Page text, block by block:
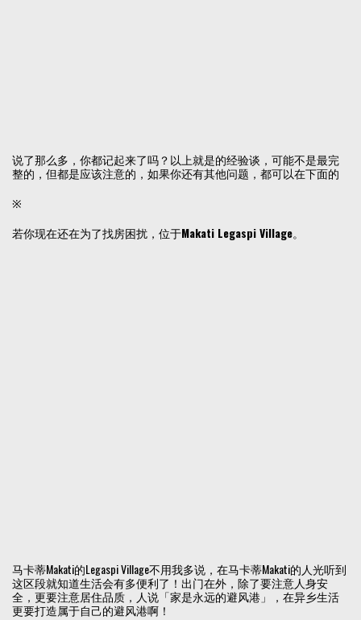
说了那么多，你都记起来了吗？以上就是的经验谈，可能不是最完
整的，但都是应该注意的，如果你还有其他问题，都可以在下面的
※
若你现在还在为了找房困扰，位于Makati Legaspi Village。
马卡蒂Makati的Legaspi Village不用我多说，在马卡蒂Makati的人光听到
这区段就知道生活会有多便利了！出门在外，除了要注意人身安
全，更要注意居住品质，人说「家是永远的避风港」，在异乡生活
更要打造属于自己的避风港啊！